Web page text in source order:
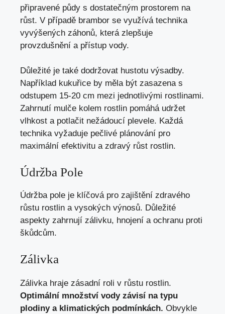
připravené půdy s dostatečným prostorem na
růst. V případě brambor se využívá technika
vyvýšených záhonů, která zlepšuje
provzdušnění a přístup vody.
Důležité je také dodržovat hustotu výsadby.
Například kukuřice by měla být zasazena s
odstupem 15-20 cm mezi jednotlivými rostlinami.
Zahrnutí mulče kolem rostlin pomáhá udržet
vlhkost a potlačit nežádoucí plevele. Každá
technika vyžaduje pečlivé plánování pro
maximální efektivitu a zdravý růst rostlin.
Údržba Pole
Údržba pole je klíčová pro zajištění zdravého
růstu rostlin a vysokých výnosů. Důležité
aspekty zahrnují zálivku, hnojení a ochranu proti
škůdcům.
Zálivka
Zálivka hraje zásadní roli v růstu rostlin.
Optimální množství vody závisí na typu
plodiny a klimatických podmínkách. Obvykle